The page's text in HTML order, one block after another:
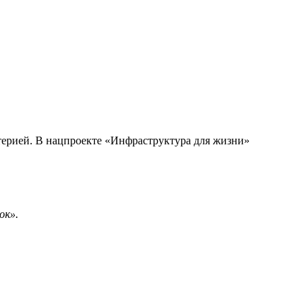
В нацпроекте «Инфраструктура для жизни»